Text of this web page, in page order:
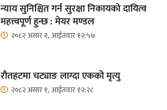
न्याय सुनिश्चित गर्न सुरक्षा निकायको दायित्व
महत्त्वपूर्ण हुन्छ : मेयर मण्डल
२०८२ असार १, आईतवार १२:५७
रौतहटमा चट्याङ लाग्दा एककोे मृत्यु
२०८२ असार १, आईतवार १२:२८